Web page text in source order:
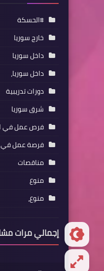
#الحسكة
خارج سوريا
داخل سوريا
داخل سوريا،
دورات تدريبية
شرق سوريا
فرص عمل في
فرصة عمل في
مناقصات
منوع
منوع،
إجمالي مرات